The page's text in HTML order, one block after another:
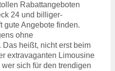
Rabattangeboten
24 und billiger-
gute Angebote finden.
ohne
heißt, nicht erst beim
extravaganten Limousine
sich für den trendigen